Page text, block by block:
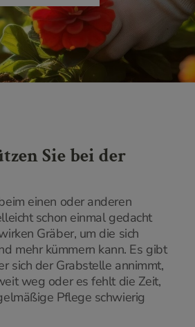
Sie bei der
einen oder anderen
schon einmal gedacht
Gräber, um die sich
mehr kümmern kann. Es gibt
sich der Grabstelle annimmt,
weg oder es fehlt die Zeit,
Pflege schwierig